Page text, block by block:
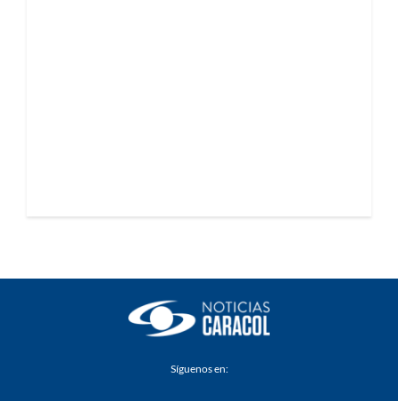
Síguenos en: